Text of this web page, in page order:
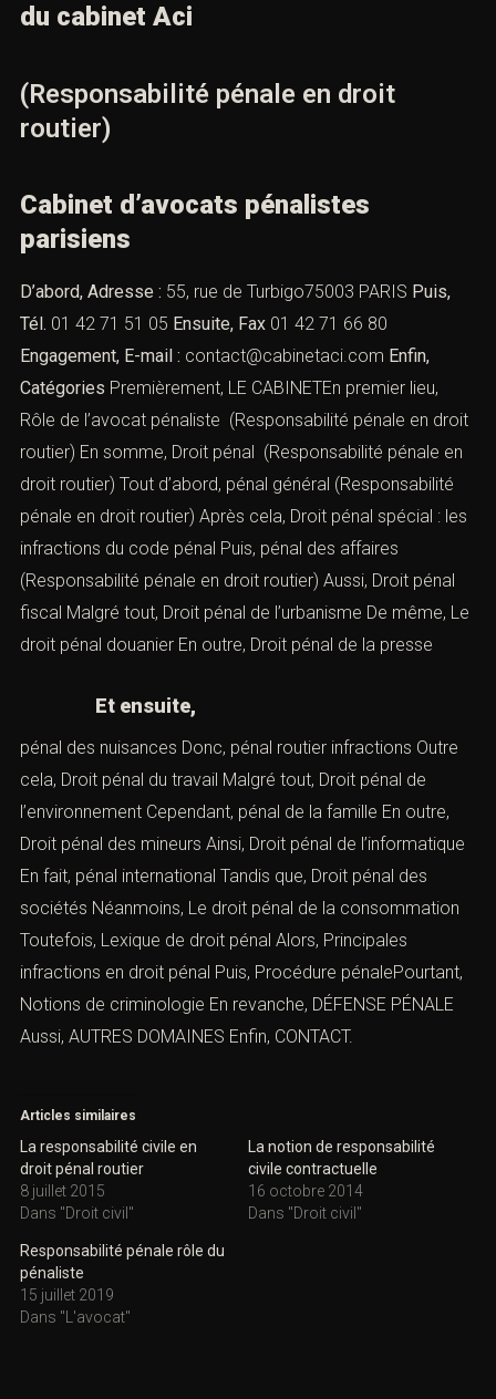
du cabinet Aci
(Responsabilité pénale en droit
routier)
Cabinet d’avocats pénalistes
parisiens
D’abord, Adresse : 55, rue de Turbigo75003 PARIS Puis,
Tél. 01 42 71 51 05 Ensuite, Fax 01 42 71 66 80
Engagement, E-mail : contact@cabinetaci.com Enfin,
Catégories Premièrement, LE CABINETEn premier lieu,
Rôle de l’avocat pénaliste (Responsabilité pénale en droit
routier) En somme, Droit pénal (Responsabilité pénale en
droit routier) Tout d’abord, pénal général (Responsabilité
pénale en droit routier) Après cela, Droit pénal spécial : les
infractions du code pénal Puis, pénal des affaires
(Responsabilité pénale en droit routier) Aussi, Droit pénal
fiscal Malgré tout, Droit pénal de l’urbanisme De même, Le
droit pénal douanier En outre, Droit pénal de la presse
Et ensuite,
pénal des nuisances Donc, pénal routier infractions Outre
cela, Droit pénal du travail Malgré tout, Droit pénal de
l’environnement Cependant, pénal de la famille En outre,
Droit pénal des mineurs Ainsi, Droit pénal de l’informatique
En fait, pénal international Tandis que, Droit pénal des
sociétés Néanmoins, Le droit pénal de la consommation
Toutefois, Lexique de droit pénal Alors, Principales
infractions en droit péna Puis, Procédure pénalePourtant,
Notions de criminologie En revanche, DÉFENSE PÉNALE
Aussi, AUTRES DOMAINES Enfin, CONTACT.
Articles similaires
La responsabilité civile en
droit pénal routier
8 juillet 2015
Dans "Droit civil"
La notion de responsabilité
civile contractuelle
16 octobre 2014
Dans "Droit civil"
Responsabilité pénale rôle du
pénaliste
15 juillet 2019
Dans "L'avocat"